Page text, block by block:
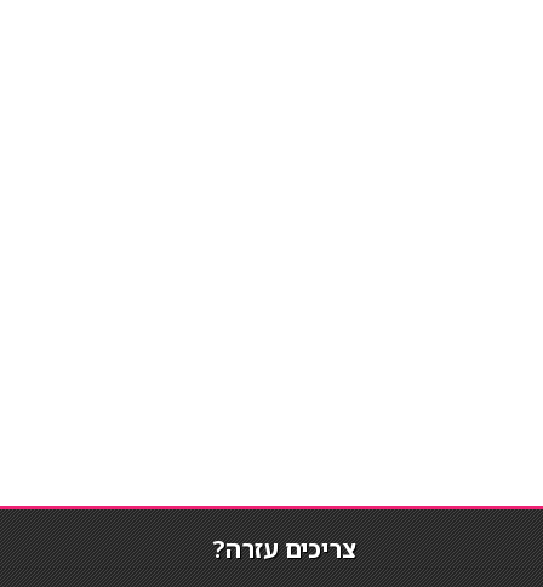
צריכים עזרה?